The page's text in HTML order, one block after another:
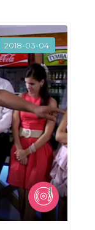
2018-03-04